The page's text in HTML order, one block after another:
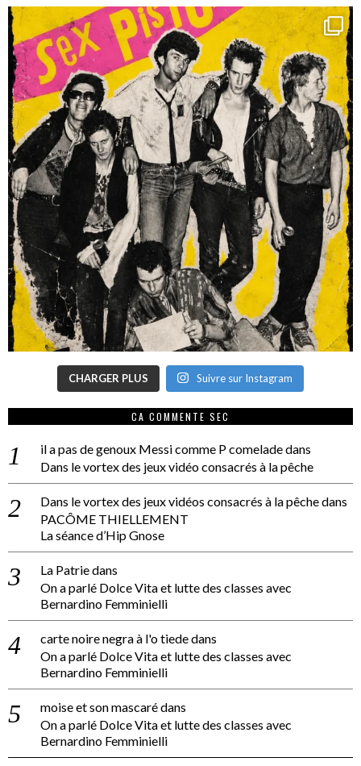
CHARGER PLUS Suivre sur Instagram
CA COMMENTE SEC
il a pas de genoux Messi comme P comeladedans
Dans le vortex des jeux vidéo consacrés à la pêche
Dans le vortex des jeux vidéos consacrés à la pêchedans
PACÔME THIELLEMENT
La séance d’Hip Gnose
La Patriedans
On a parlé Dolce Vita et lutte des classes avec
Bernardino Femminielli
carte noire negra à l'o tiededans
On a parlé Dolce Vita et lutte des classes avec
Bernardino Femminielli
moise et son mascarédans
On a parlé Dolce Vita et lutte des classes avec
Bernardino Femminielli